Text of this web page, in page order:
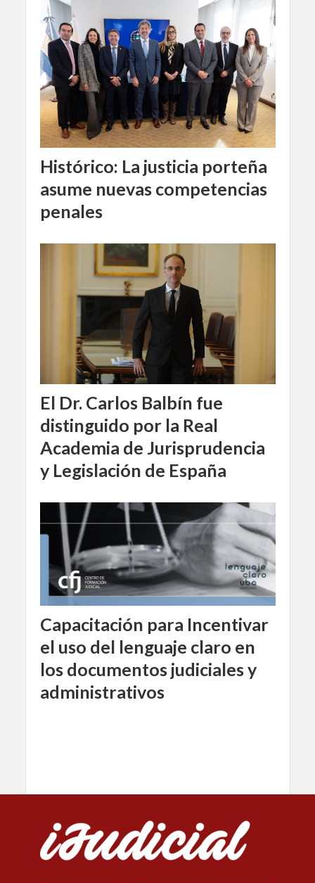
Histórico: La justicia porteña
asume nuevas competencias
penales
El Dr. Carlos Balbín fue
distinguido por la Real
Academia de Jurisprudencia
y Legislación de España
Capacitación para Incentivar
el uso del lenguaje claro en
los documentos judiciales y
administrativos